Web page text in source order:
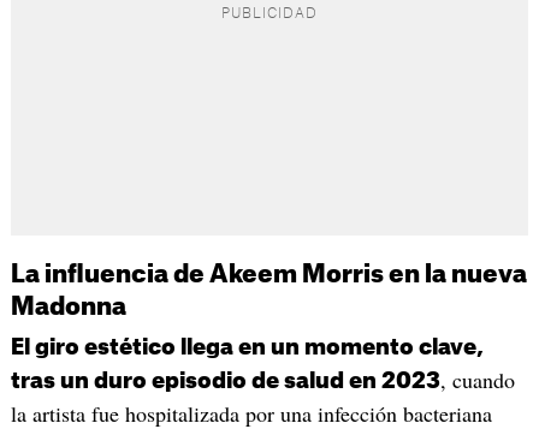
La influencia de Akeem Morris en la nueva
Madonna
El giro estético llega en un momento clave,
tras un duro episodio de salud en 2023, cuando
la artista fue hospitalizada por una infección bacteriana